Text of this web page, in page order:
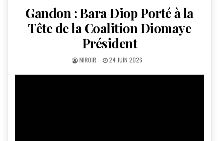
Gandon : Bara Diop Porté à la
Tête de la Coalition Diomaye
Président
AUTHOR:
MIROIR
PUBLISHED
24 JUIN 2026